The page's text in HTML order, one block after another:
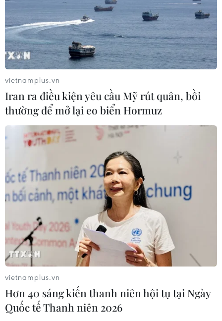
vietnamplus.vn
Iran ra điều kiện yêu cầu Mỹ rút quân, bồi
thường để mở lại eo biển Hormuz
vietnamplus.vn
Hơn 40 sáng kiến thanh niên hội tụ tại Ngày
Quốc tế Thanh niên 2026